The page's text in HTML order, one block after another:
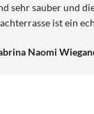
sehr sauber und
ist ein
und den Wald
Naomi